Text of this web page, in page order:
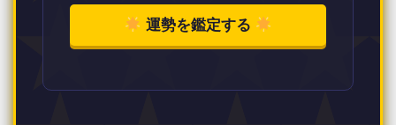
運勢を鑑定する